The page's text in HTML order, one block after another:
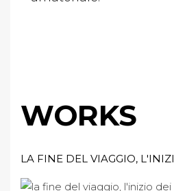
WORKS
LA FINE DEL VIAGGIO,